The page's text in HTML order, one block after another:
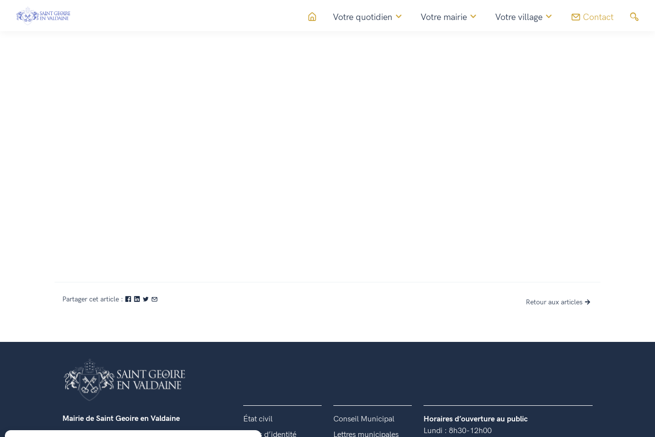
Votre quotidien Votre mairie Votre village Contact
Partager cet article : Retour aux articles
Mairie de Saint Geoire en Valdaine
État civil
Titres d’identité
Conseil Municipal
Lettres municipales
Horaires d’ouverture au public
Lundi : 8h30-12h00